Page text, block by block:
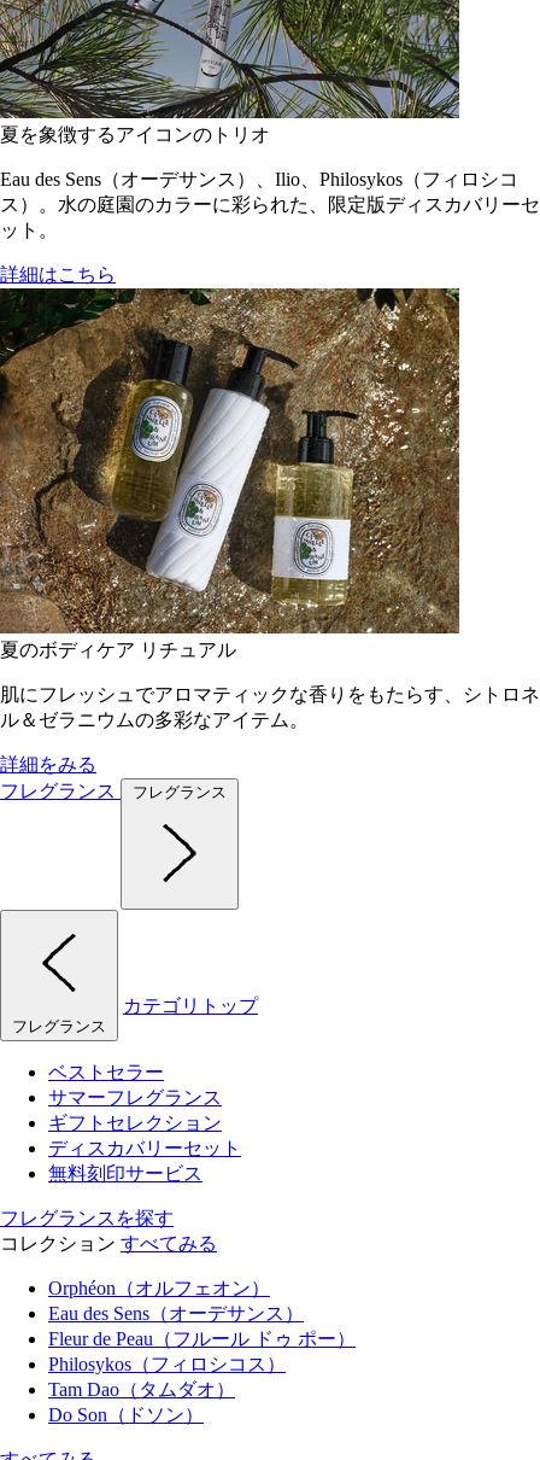
夏を象徴するアイコンのトリオ
Eau des Sens（オーデサンス）、Ilio、Philosykos（フィロシコ
ス）。水の庭園のカラーに彩られた、限定版ディスカバリーセ
ット。
詳細はこちら
夏のボディケア リチュアル
肌にフレッシュでアロマティックな香りをもたらす、シトロネ
ル＆ゼラニウムの多彩なアイテム。
詳細をみる
フレグランス
フレグランス
フレグランス
カテゴリトップ
ベストセラー
サマーフレグランス
ギフトセレクション
ディスカバリーセット
無料刻印サービス
フレグランスを探す
コレクション すべてみる
Orphéon（オルフェオン）
Eau des Sens（オーデサンス）
Fleur de Peau（フルール ドゥ ポー）
Philosykos（フィロシコス）
Tam Dao（タムダオ）
Do Son（ドソン）